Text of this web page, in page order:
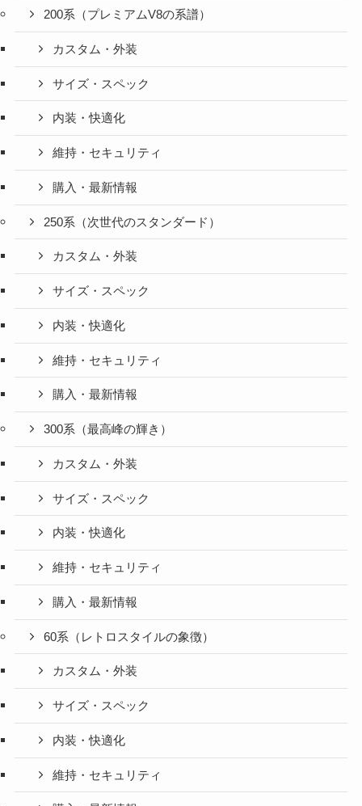
200系（プレミアムV8の系譜）
カスタム・外装
サイズ・スペック
内装・快適化
維持・セキュリティ
購入・最新情報
250系（次世代のスタンダード）
カスタム・外装
サイズ・スペック
内装・快適化
維持・セキュリティ
購入・最新情報
300系（最高峰の輝き）
カスタム・外装
サイズ・スペック
内装・快適化
維持・セキュリティ
購入・最新情報
60系（レトロスタイルの象徴）
カスタム・外装
サイズ・スペック
内装・快適化
維持・セキュリティ